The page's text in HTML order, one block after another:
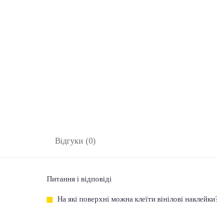
Відгуки (0)
Питання і відповіді
На які поверхні можна клеїти вінілові